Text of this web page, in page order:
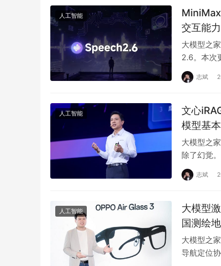
人工智能
交互能力
大模型之
2.6。本次
持能…
志斌
人工智能
文心
模型基
大模型之
除了幻觉
题为《应
志斌
人工智能
大模型
国测绘
大模型之
导航定位